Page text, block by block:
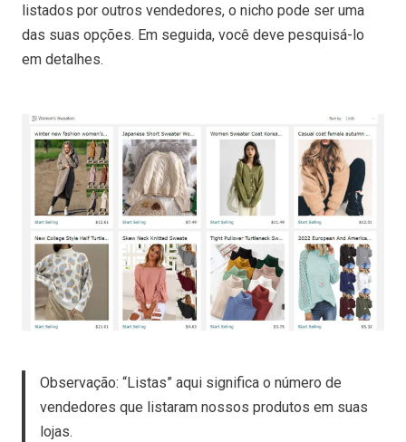
listados por outros vendedores, o nicho pode ser uma
das suas opções. Em seguida, você deve pesquisá-lo
em detalhes.
Observação: “Listas” aqui significa o número de
vendedores que listaram nossos produtos em suas
lojas.